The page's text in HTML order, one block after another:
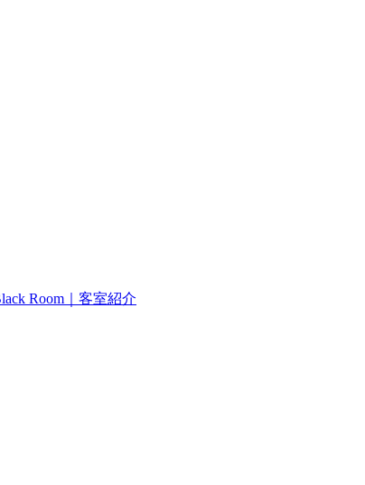
Room｜客室紹介